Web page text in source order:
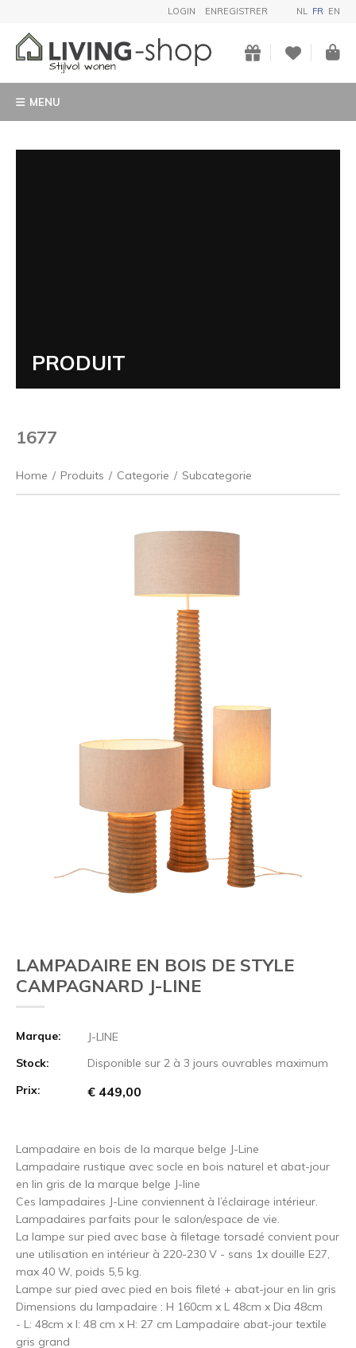
LOGIN ENREGISTRER NL FR EN
MENU
PRODUIT
1677
Home / Produits / Categorie / Subcategorie
LAMPADAIRE EN BOIS DE STYLE
CAMPAGNARD J-LINE
Marque:
J-LINE
Stock:
Disponible sur 2 à 3 jours ouvrables maximum
Prix:
€ 449,00
Lampadaire en bois de la marque belge J-Line
Lampadaire rustique avec socle en bois naturel et abat-jour
en lin gris de la marque belge J-line
Ces lampadaires J-Line conviennent à l’éclairage intérieur.
Lampadaires parfaits pour le salon/espace de vie.
La lampe sur pied avec base à filetage torsadé convient pour
une utilisation en intérieur à 220-230 V - sans 1x douille E27,
max 40 W, poids 5,5 kg.
Lampe sur pied avec pied en bois fileté + abat-jour en lin gris
Dimensions du lampadaire : H 160cm x L 48cm x Dia 48cm
- L: 48cm x l: 48 cm x H: 27 cm Lampadaire abat-jour textile
gris grand